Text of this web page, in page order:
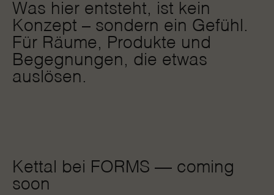
Was hier entsteht, ist kein
Konzept – sondern ein Gefühl.
Für Räume, Produkte und
Begegnungen, die etwas
auslösen.
Kettal bei FORMS — coming
soon